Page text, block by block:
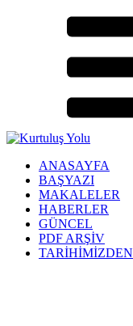
ANASAYFA
BAŞYAZI
MAKALELER
HABERLER
GÜNCEL
PDF ARŞİV
TARİHİMİZDEN